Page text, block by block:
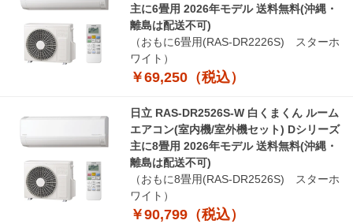
主に6畳用 2026年モデル 送料無料(沖縄・
離島は配送不可)
（おもに6畳用(RAS-DR2226S) スターホ
ワイト）
￥69,250（税込）
日立 RAS-DR2526S-W 白くまくん ルーム
エアコン(室内機/室外機セット) Dシリーズ
主に8畳用 2026年モデル 送料無料(沖縄・
離島は配送不可)
（おもに8畳用(RAS-DR2526S) スターホ
ワイト）
￥90,799（税込）